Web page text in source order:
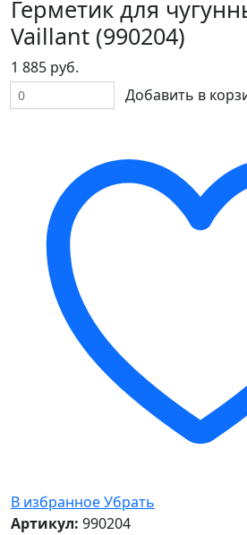
Герметик для
Vaillant (990204)
1 885 руб.
Добавить в
В избранноеУбрать
Артикул: 990204